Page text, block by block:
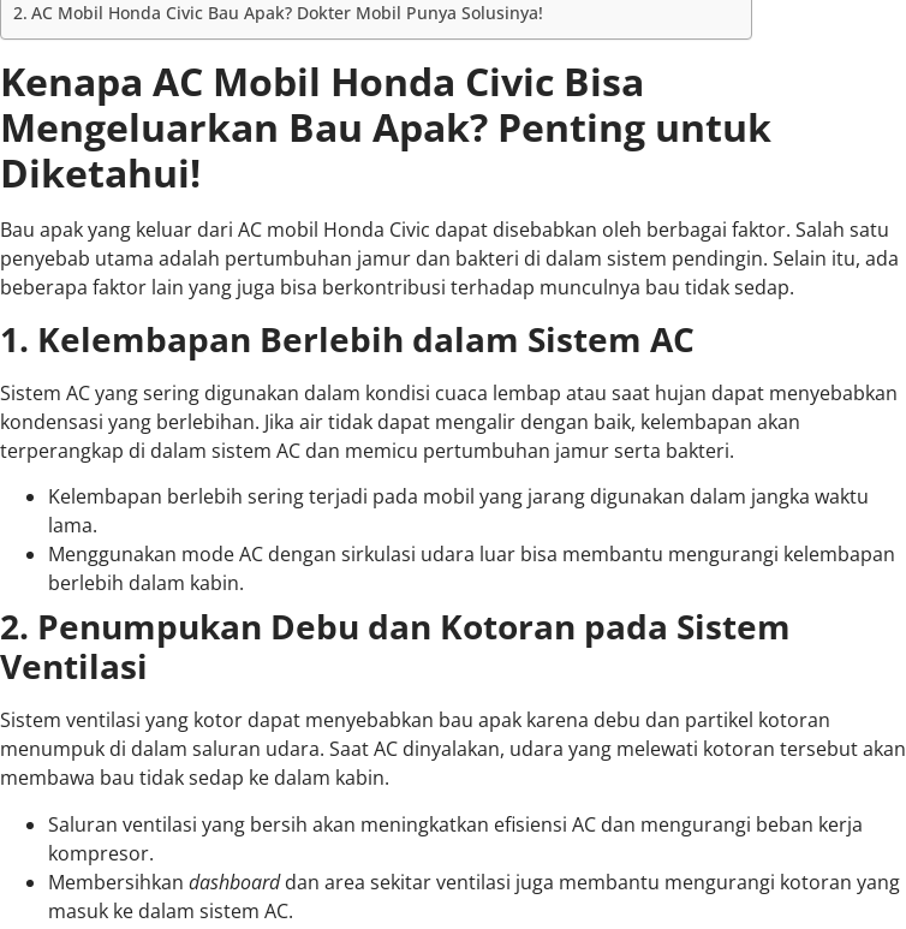
AC Mobil Honda Civic Bau Apak? Dokter Mobil Punya Solusinya!
Kenapa AC Mobil Honda Civic Bisa
Mengeluarkan Bau Apak? Penting untuk
Diketahui!
Bau apak yang keluar dari AC mobil Honda Civic dapat disebabkan oleh berbagai faktor. Salah satu
penyebab utama adalah pertumbuhan jamur dan bakteri di dalam sistem pendingin. Selain itu, ada
beberapa faktor lain yang juga bisa berkontribusi terhadap munculnya bau tidak sedap.
1. Kelembapan Berlebih dalam Sistem AC
Sistem AC yang sering digunakan dalam kondisi cuaca lembap atau saat hujan dapat menyebabkan
kondensasi yang berlebihan. Jika air tidak dapat mengalir dengan baik, kelembapan akan
terperangkap di dalam sistem AC dan memicu pertumbuhan jamur serta bakteri.
Kelembapan berlebih sering terjadi pada mobil yang jarang digunakan dalam jangka waktu
lama.
Menggunakan mode AC dengan sirkulasi udara luar bisa membantu mengurangi kelembapan
berlebih dalam kabin.
2. Penumpukan Debu dan Kotoran pada Sistem
Ventilasi
Sistem ventilasi yang kotor dapat menyebabkan bau apak karena debu dan partikel kotoran
menumpuk di dalam saluran udara. Saat AC dinyalakan, udara yang melewati kotoran tersebut akan
membawa bau tidak sedap ke dalam kabin.
Saluran ventilasi yang bersih akan meningkatkan efisiensi AC dan mengurangi beban kerja
kompresor.
Membersihkan dashboarddan area sekitar ventilasi juga membantu mengurangi kotoran yang
masuk ke dalam sistem AC.